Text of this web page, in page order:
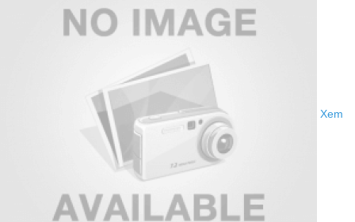
Xem